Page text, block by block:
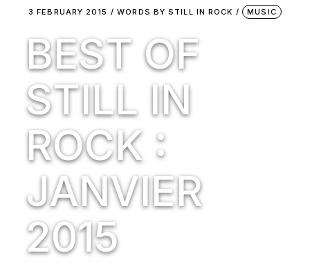
3 FEBRUARY 2015 WORDS BYSTILL IN ROCK MUSIC
BEST OF
STILL IN
ROCK :
JANVIER
2015